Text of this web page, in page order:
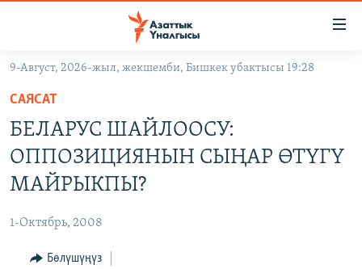
Навигацияга
өтүңүз
Издөөгө
салыңыз
САЯСАТ
МАДАНИЯТ
ДҮЙНӨ
УКРАИНА
ТВ ПРОГРАММАЛАР
БҮГҮН АЗАТТЫКТА
ПОДКАСТ
9-Август, 2026-жыл, жекшемби, Бишкек убактысы 19:28
САЯСАТ
БЕЛАРУС ШАЙЛООСУ:
ОППОЗИЦИЯНЫН СЫҢАР ӨТҮГҮ
МАЙРЫКПЫ?
1-Октябрь, 2008
Бөлүшүңүз